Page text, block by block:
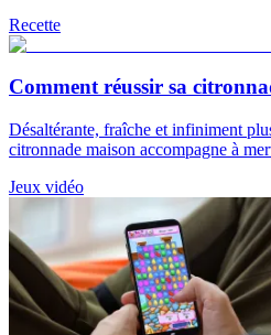
Recette
Comment réussir sa
Désaltérante, fraîche et infiniment
citronnade maison accompagne à
Jeux vidéo